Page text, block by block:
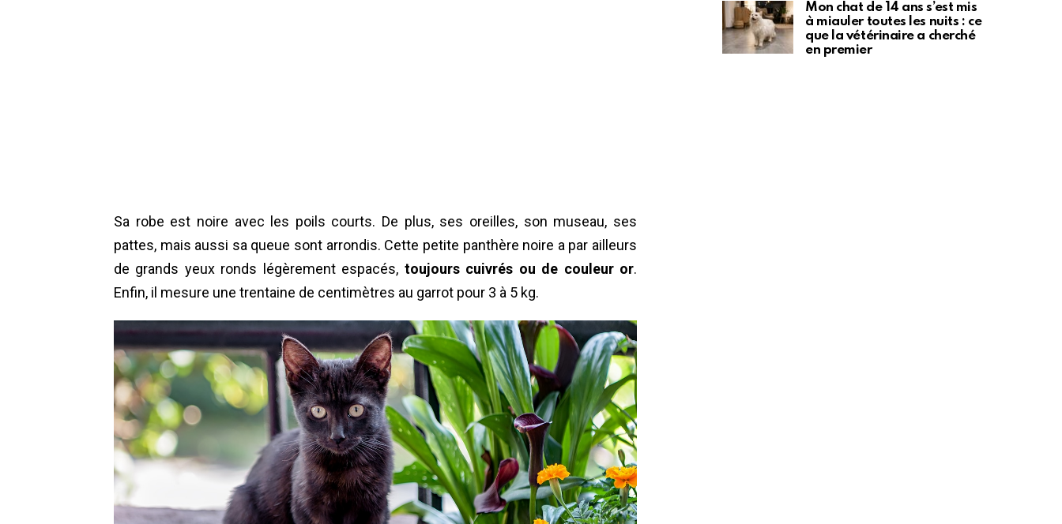
Sa robe est noire avec les poils courts. De plus, ses oreilles, son museau, ses
pattes, mais aussi sa queue sont arrondis. Cette petite panthère noire a par ailleurs
de grands yeux ronds légèrement espacés, toujours cuivrés ou de couleur or.
Enfin, il mesure une trentaine de centimètres au garrot pour 3 à 5 kg.
Mon chat de 14 ans s’est mis
à miauler toutes les nuits : ce
que la vétérinaire a cherché
en premier